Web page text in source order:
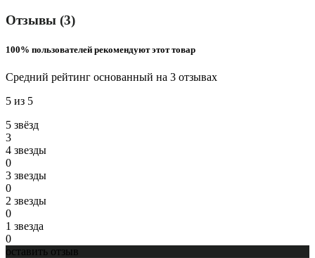
Отзывы (3)
100% пользователей рекомендуют этот товар
Средний рейтинг основанный на 3 отзывах
5 из 5
5 звёзд
3
4 звeзды
0
3 звeзды
0
2 звeзды
0
1 звeзда
0
оставить отзыв